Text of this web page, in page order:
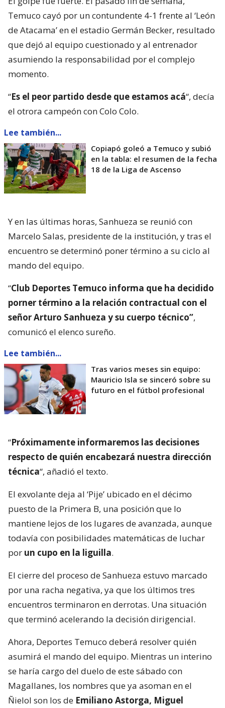
Temuco cayó por un contundente 4-1 frente al ‘León
de Atacama’ en el estadio Germán Becker, resultado
que dejó al equipo cuestionado y al entrenador
asumiendo la responsabilidad por el complejo
momento.
“Es el peor partido desde que estamos acá“, decía
el otrora campeón con Colo Colo.
Lee también...
Copiapó goleó a Temuco y subió
en la tabla: el resumen de la fecha
18 de la Liga de Ascenso
Y en las últimas horas, Sanhueza se reunió con
Marcelo Salas, presidente de la institución, y tras el
encuentro se determinó poner término a su ciclo al
mando del equipo.
“Club Deportes Temuco informa que ha decidido
porner término a la relación contractual con el
señor Arturo Sanhueza y su cuerpo técnico”,
comunicó el elenco sureño.
Lee también...
Tras varios meses sin equipo:
Mauricio Isla se sinceró sobre su
futuro en el fútbol profesional
“Próximamente informaremos las decisiones
respecto de quién encabezará nuestra dirección
técnica“, añadió el texto.
El exvolante deja al ‘Pije’ ubicado en el décimo
puesto de la Primera B, una posición que lo
mantiene lejos de los lugares de avanzada, aunque
todavía con posibilidades matemáticas de luchar
por un cupo en la liguilla.
El cierre del proceso de Sanhueza estuvo marcado
por una racha negativa, ya que los últimos tres
encuentros terminaron en derrotas. Una situación
que terminó acelerando la decisión dirigencial.
Ahora, Deportes Temuco deberá resolver quién
asumirá el mando del equipo. Mientras un interino
se haría cargo del duelo de este sábado con
Magallanes, los nombres que ya asoman en el
Ñielol son los de Emiliano Astorga, Miguel